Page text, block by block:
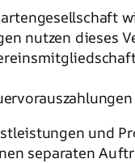
nutzen dieses
und
separaten